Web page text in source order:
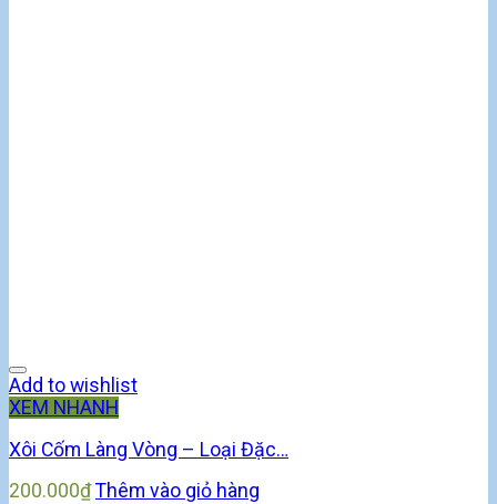
Add to wishlist
XEM NHANH
Xôi Cốm Làng Vòng – Loại Đặc…
200.000₫ Thêm vào giỏ hàng